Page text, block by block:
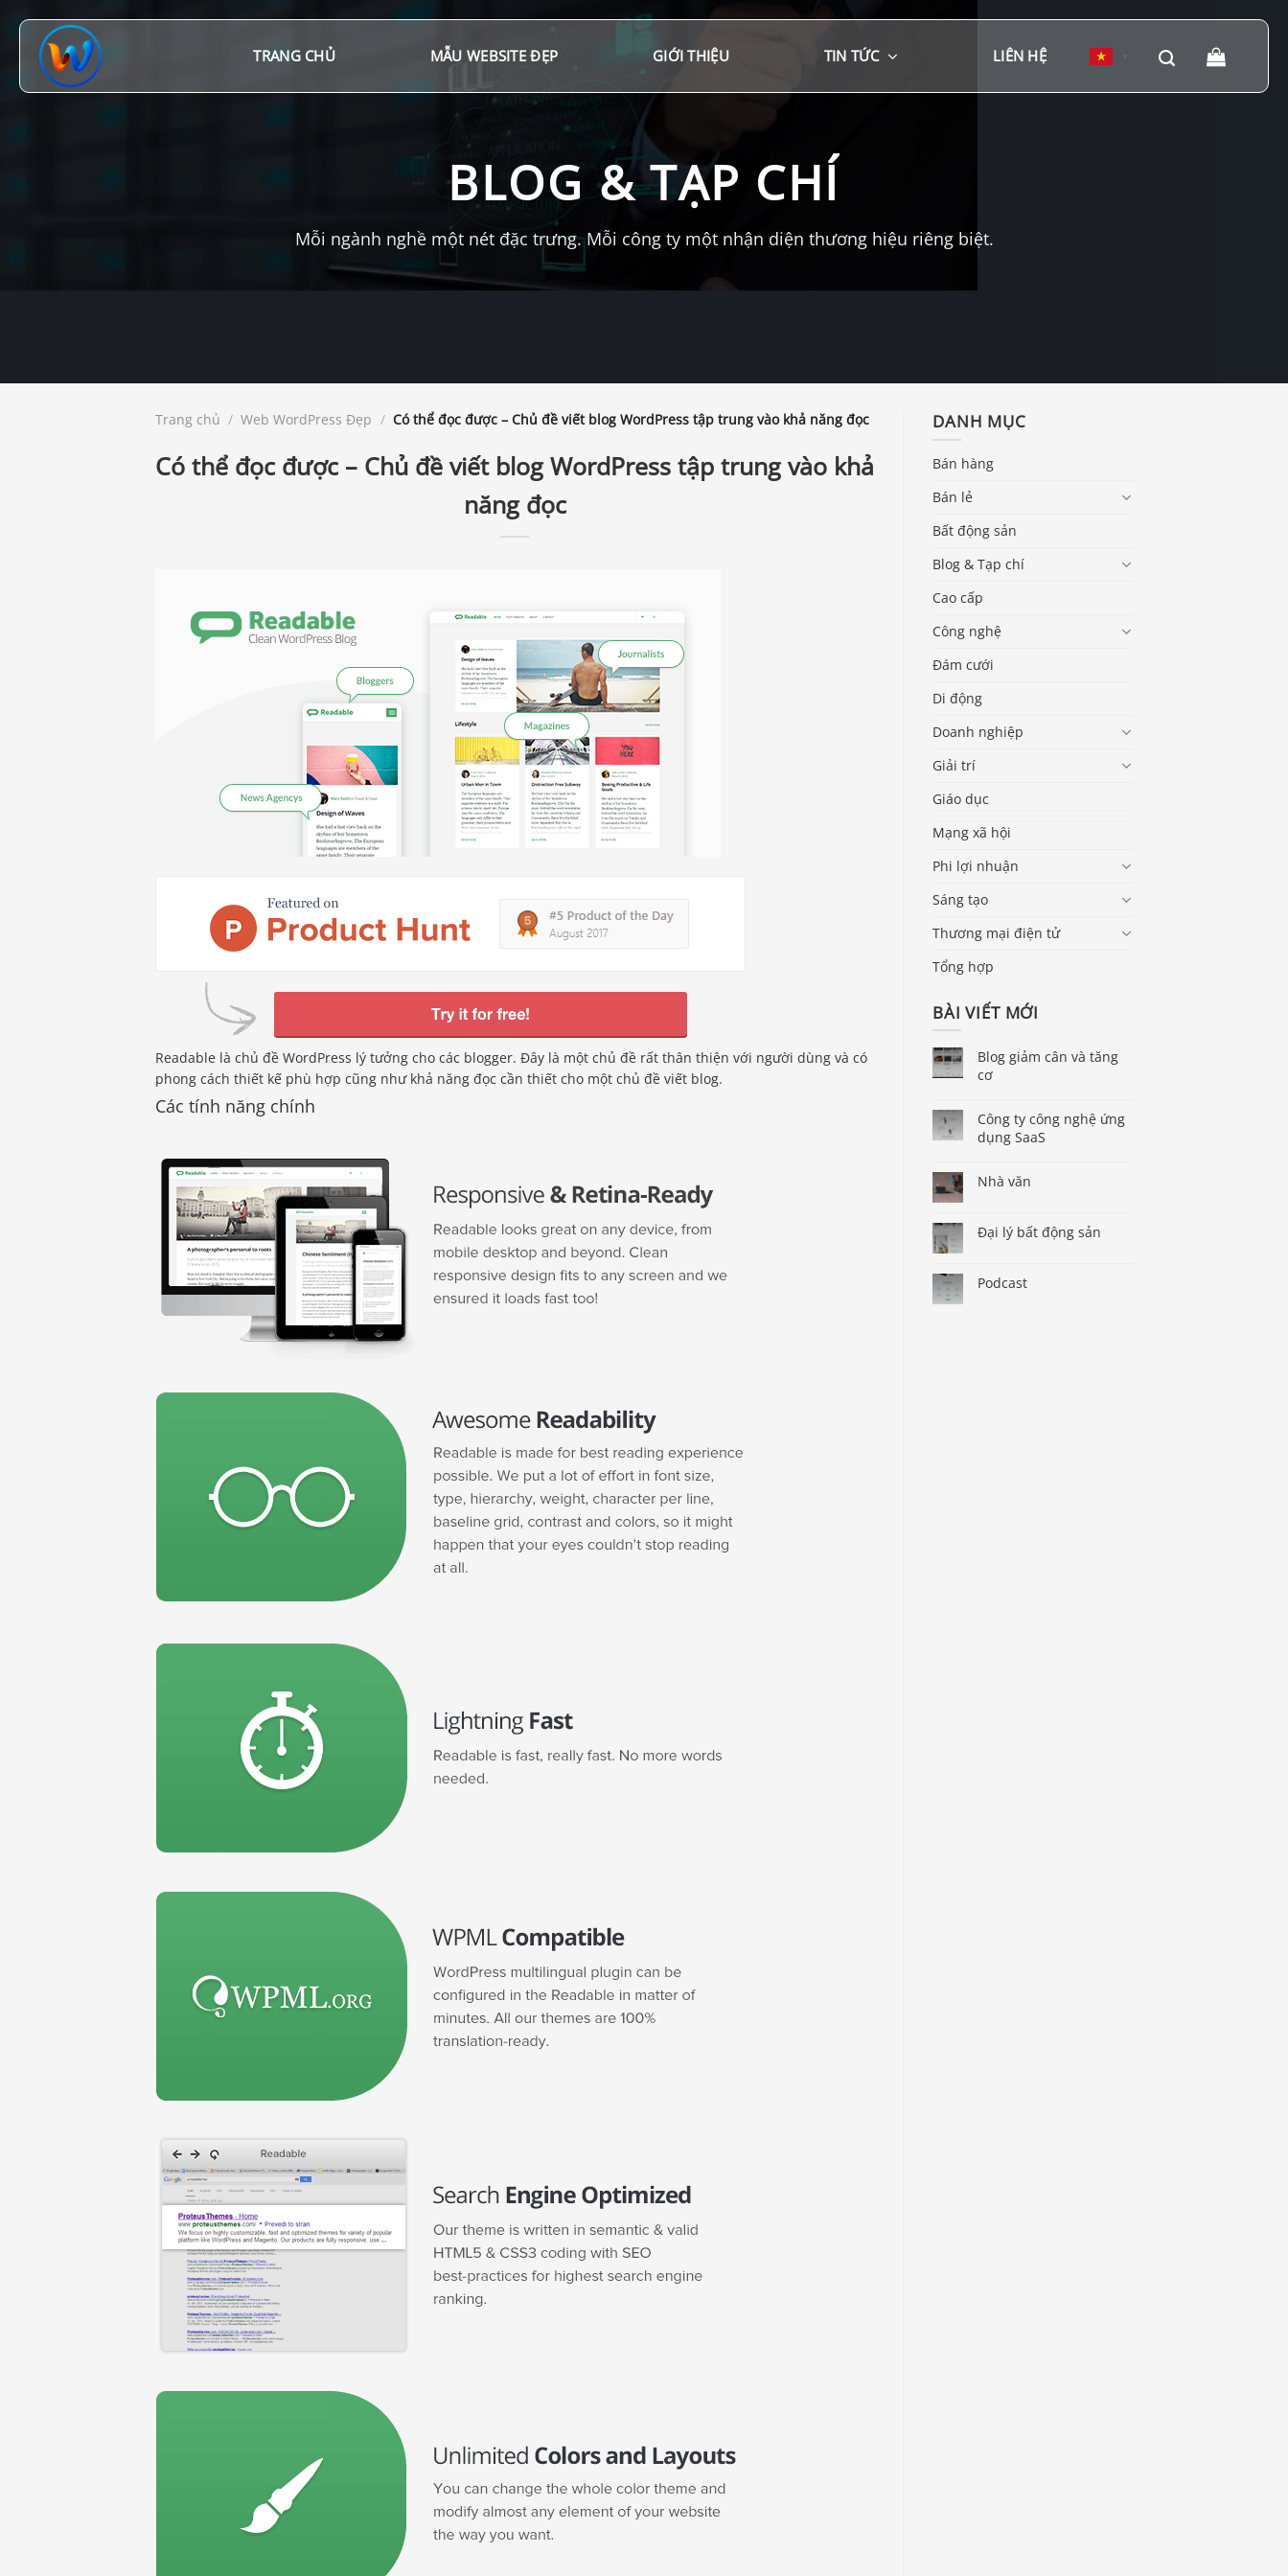
đến
TRANG CHỦ MẪU WEBSITE ĐẸP GIỚI THIỆU TIN TỨC LIÊN HỆ
BLOG & TẠP CHÍ
Mỗi ngành nghề một nét đặc trưng. Mỗi công ty một nhận diện thương hiệu riêng biệt.
Trang chủ / Web WordPress Đẹp / Có thể đọc được – Chủ đề viết blog WordPress tập trung vào khả năng đọc
Có thể đọc được – Chủ đề viết blog WordPress tập trung vào khả
năng đọc
Readable là chủ đề WordPress lý tưởng cho các blogger. Đây là một chủ đề rất thân thiện với người dùng và có
phong cách thiết kế phù hợp cũng như khả năng đọc cần thiết cho một chủ đề viết blog.
Các tính năng chính
DANH MỤC
Bán hàng
Bán lẻ
Bất động sản
Blog & Tạp chí
Cao cấp
Công nghệ
Đám cưới
Di động
Doanh nghiệp
Giải trí
Giáo dục
Mạng xã hội
Phi lợi nhuận
Sáng tạo
Thương mại điện tử
Tổng hợp
BÀI VIẾT MỚI
Blog giảm cân và tăng
cơ
Công ty công nghệ ứng
dụng SaaS
Nhà văn
Đại lý bất động sản
Podcast